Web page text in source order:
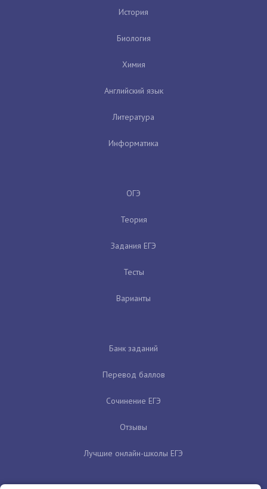
История
Биология
Химия
Английский язык
Литература
Информатика
ОГЭ
Теория
Задания ЕГЭ
Тесты
Варианты
Банк заданий
Перевод баллов
Сочинение ЕГЭ
Отзывы
Лучшие онлайн-школы ЕГЭ